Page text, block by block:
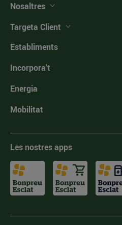
Nosaltres
Targeta Client
Establiments
Incorpora't
Energia
Mobilitat
Les nostres apps